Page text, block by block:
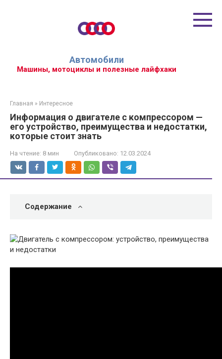
Автомобили
Машины, мотоциклы и полезные лайфхаки
Главная » Интересное
Информация о двигателе с компрессором —
его устройство, преимущества и недостатки,
которые стоит знать
На чтение: 8 мин Опубликовано: 12.03.2024
Содержание